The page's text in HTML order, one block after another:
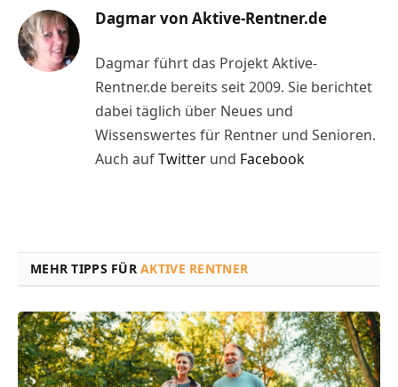
Dagmar von Aktive-Rentner.de
Dagmar führt das Projekt Aktive-
Rentner.de bereits seit 2009. Sie berichtet
dabei täglich über Neues und
Wissenswertes für Rentner und Senioren.
Auch aufTwitter und Facebook
MEHR TIPPS FÜRAKTIVE RENTNER